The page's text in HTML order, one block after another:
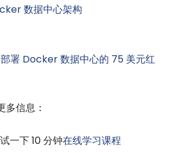
数据中心架构
署 Docker 数据中心的 75 美元红
信息：
一下 10 分钟在线学习课程